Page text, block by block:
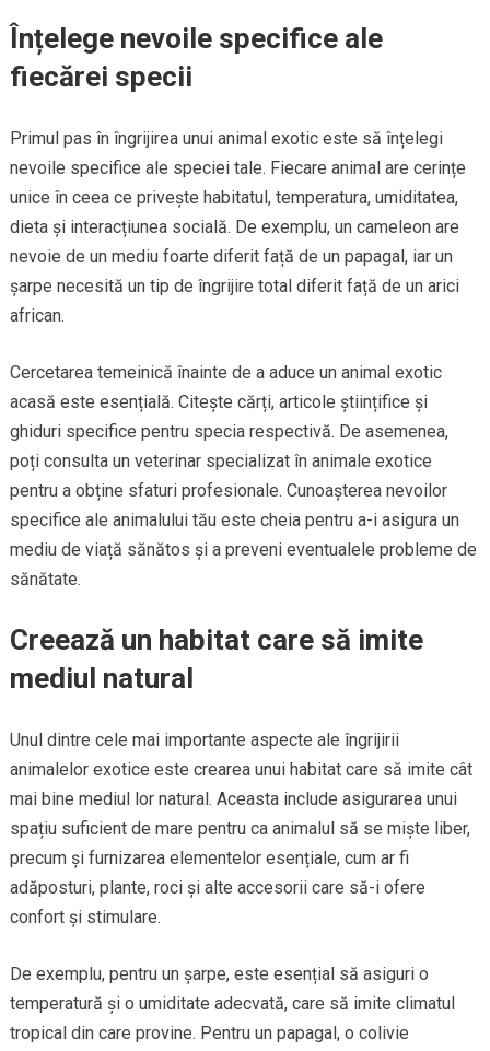
Înțelege nevoile specifice ale
fiecărei specii
Primul pas în îngrijirea unui animal exotic este să înțelegi
nevoile specifice ale speciei tale. Fiecare animal are cerințe
unice în ceea ce privește habitatul, temperatura, umiditatea,
dieta și interacțiunea socială. De exemplu, un cameleon are
nevoie de un mediu foarte diferit față de un papagal, iar un
șarpe necesită un tip de îngrijire total diferit față de un arici
african.
Cercetarea temeinică înainte de a aduce un animal exotic
acasă este esențială. Citește cărți, articole științifice și
ghiduri specifice pentru specia respectivă. De asemenea,
poți consulta un veterinar specializat în animale exotice
pentru a obține sfaturi profesionale. Cunoașterea nevoilor
specifice ale animalului tău este cheia pentru a-i asigura un
mediu de viață sănătos și a preveni eventualele probleme de
sănătate.
Creează un habitat care să imite
mediul natural
Unul dintre cele mai importante aspecte ale îngrijirii
animalelor exotice este crearea unui habitat care să imite cât
mai bine mediul lor natural. Aceasta include asigurarea unui
spațiu suficient de mare pentru ca animalul să se miște liber,
precum și furnizarea elementelor esențiale, cum ar fi
adăposturi, plante, roci și alte accesorii care să-i ofere
confort și stimulare.
De exemplu, pentru un șarpe, este esențial să asiguri o
temperatură și o umiditate adecvată, care să imite climatul
tropical din care provine. Pentru un papagal, o colivie